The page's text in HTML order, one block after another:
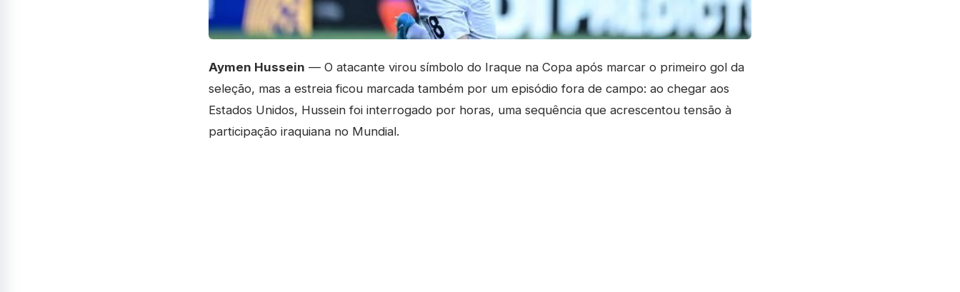
Aymen Hussein — O atacante virou símbolo do Iraque na Copa após marcar o primeiro gol da
seleção, mas a estreia ficou marcada também por um episódio fora de campo: ao chegar aos
Estados Unidos, Hussein foi interrogado por horas, uma sequência que acrescentou tensão à
participação iraquiana no Mundial.